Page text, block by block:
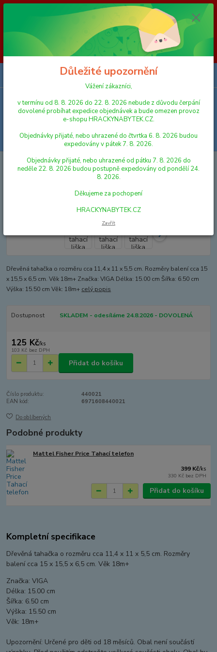
Vážení zákazníci, v termínu od 8. 8. 2026 do 23. 8. 2026 nebude z
důvodu čerpání dovolené probíhat expedice objednávek a bude omezen
provoz e-shopu HRACKYNABYTEK.CZ. Objednávky přijaté, nebo
uhrazené do čtvrtka 6. 8. 2026 budou expedovány v pátek 7. 8. 2026.
Objednávky přijaté, nebo uhrazené od pátku 7. 8. 2026 do neděle 23. 8.
2026 budou postupně expedovány od pondělí 24. 8. 2026. Děkujeme za
pochopení HRACKYNABYTEK.CZ
Menu
Hledat
PRO NEJMENŠÍ Viga Dřevěná tahací liška
Viga Dřevěná tahací liška
Dřevěná tahačka o rozměru cca 11,4 x 11 x 5,5 cm. Rozměry balení cca 15
x 15,5 x 6,5 cm. Věk 18m+ Značka: VIGA Délka: 15.00 cm Šířka: 6.50 cm
Výška: 15.50 cm Věk: 18m+ celý popis
Dostupnost SKLADEM - odesíláme 24.8.2026 - DOVOLENÁ
125 Kč/ks
103 Kč bez DPH
Přidat do košíku
Číslo produktu:
440021
EAN kód:
6971608440021
Do oblíbených
Podobné produkty
Mattel Fisher Price Tahací telefon
399 Kč/ks
330 Kč bez DPH
Přidat do košíku
Kompletní specifikace
Dřevěná tahačka o rozměru cca 11,4 x 11 x 5,5 cm. Rozměry
balení cca 15 x 15,5 x 6,5 cm. Věk 18m+
Značka: VIGA
Délka: 15.00 cm
Šířka: 6.50 cm
Výška: 15.50 cm
Věk: 18m+
Upozornění: Určené pro děti od 18 měsíců. Obal není součástí
Důležité upozornění
Vážení zákazníci,
v termínu od 8. 8. 2026 do 22. 8. 2026 nebude z důvodu čerpání
dovolené probíhat expedice objednávek a bude omezen provoz
e-shopu HRACKYNABYTEK.CZ.
Objednávky přijaté, nebo uhrazené do čtvrtka 6. 8. 2026 budou
expedovány v pátek 7. 8. 2026.
Objednávky přijaté, nebo uhrazené od pátku 7. 8. 2026 do
neděle 22. 8. 2026 budou postupně expedovány od pondělí 24.
8. 2026.
Děkujeme za pochopení
HRACKYNABYTEK.CZ
Zavřít